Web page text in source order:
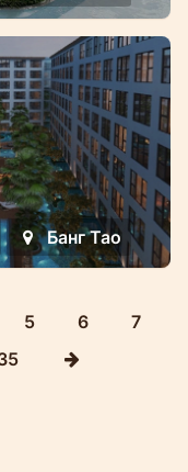
в
тао
тао рядом в
Банг Тао
5 6
7